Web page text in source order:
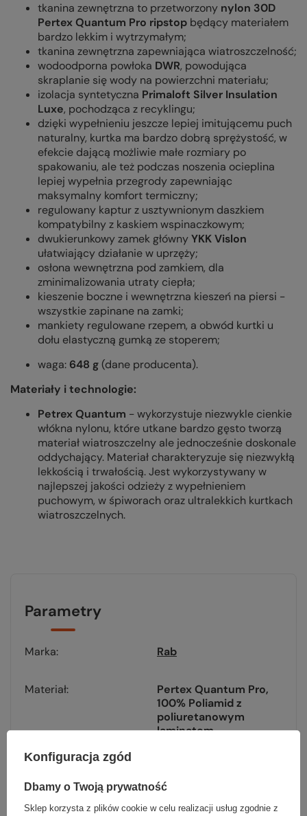
tkanina zewnętrzna to przetworzony nylon 30D
Pertex Quantum Pro ripstop będący materiałem
bardzo lekkim i wytrzymałym;
tkanina zewnętrzna zapewniająca wiatroszczelność;
wodoodporna powłoka DWR, powodująca
skraplanie się wody na powierzchni materiału;
izolacja syntetyczna Primaloft Silver Insulation
Luxe, pochodząca z recyklingu;
dzięki wypełnieniu jeszcze lepiej imitującemu puch
naturalny, kurtka ma bardzo dobrą sprężystość, w
efekcie dającą możliwie małe rozmiary po
spakowaniu, ale też podczas noszenia ocieplina
lepiej wypełnia przegrody zapewniając
maksymalny komfort termiczny;
regulowany kaptur z usztywnionym daszkiem
kompatybilny z kaskiem wspinaczkowym;
dwukierunkowy zamek głównyYKK Vislon
ułatwiający działanie w uprzęży;
osłona wewnętrzna pod zamkiem, dla
zminimalizowania utraty ciepła;
kieszenie boczne i wewnętrzna kieszeń na piersi -
wszystkie zapinane na zamki;
mankiety regulowane rzepem, a obwód kurtki u
dołu elastyczną gumką ze stoperem;
waga: 648 g(dane producenta).
Materiały i technologie:
Petrex Quantum - wykorzystuje niezwykle cienkie
włókna nylonu, które utkane bardzo gęsto tworzą
materiał wiatroszczelny ale jednocześnie doskonale
oddychający. Materiał charakteryzuje się niezwykłą
lekkością i trwałością. Jest wykorzystywany w
najlepszej jakości odzieży z wypełnieniem
puchowym, w śpiworach oraz ultralekkich kurtkach
wiatroszczelnych.
Parametry
Marka Rab
Materiał
Pertex Quantum Pro
100% Poliamid z
poliuretanowym
laminatem
Insulation Luxe
Kieszenie
3
Konfiguracja zgód
Dbamy o Twoją prywatność
Sklep korzysta z plików cookie w celu realizacji usług zgodnie z